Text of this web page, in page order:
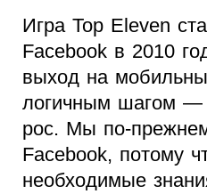
Игра Top Eleven
Facebook в 2010
выход на
логичным шагом —
рос. Мы по-
Facebook, потому
необходимые